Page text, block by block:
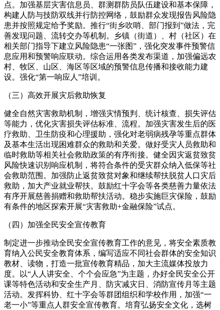
点。加强基层灾害信息员、群测群防员队伍建设和基本保障，
构建人防与技防双线并行防控网络，鼓励群众发现报告风险隐
患并按照规定给予奖励。推行“街乡吹哨、部门报到”做法，完
善发现问题、流转交办等机制。乡镇（街道）、村（社区）在
相关部门指导下建立风险隐患“一张图”，强化突发事件预警信
息应用和预警响应联动。综合运用各类发布渠道，加强偏远农
村、牧区、山区、海区等区域的预警信息传播和接收能力建
设。强化“第一响应人”培训。
（三）高效开展灾后救助恢复
健全自然灾害救助机制，增强灾情预判、统计核查、损失评估
等能力，优化灾害损失评估标准、流程。加强灾害发生后的医
疗救助、卫生防疫和心理援助，强化对老弱病残孕等重点群体
及基本生活出现困难群众的救助和关爱。做好受灾人员救助和
临时救助等相关社会救助政策的有序衔接。健全因灾返贫致贫
风险快速识别响应机制，将符合条件的受灾群众纳入低保等社
会救助范围。加强防止返贫致贫对象和继续帮扶脱贫人口灾后
救助，加大产业就业帮扶。鼓励红十字会等各类慈善力量依法
有序开展慈善捐赠和救助帮扶活动。稳步实施巨灾保险，鼓励
有条件的地区探索开展“灾害救助+金融保险”试点。
（四）加强全民安全宣传教育
制定进一步推动全民安全宣传教育工作的意见，将安全素质教
育纳入公民安全教育体系，编写适应不同社会群体的安全知识
教材、读物，打造一批宣传教育精品，加大主流媒体投放力
度。以“人人讲安全、个个会应急”为主题，办好全民安全公开
课等特色活动和安全生产月、防灾减灾日、消防宣传月等主题
活动。发挥科协、红十字会等群团组织和学校作用，加强“一
老一小”等重点人群安全宣传教育。培育弘扬安全文化，选树